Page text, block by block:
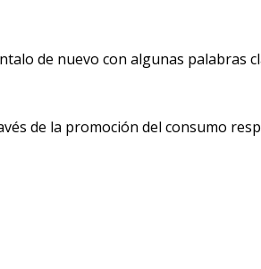
de nuevo con algunas palabras
de la promoción del consumo